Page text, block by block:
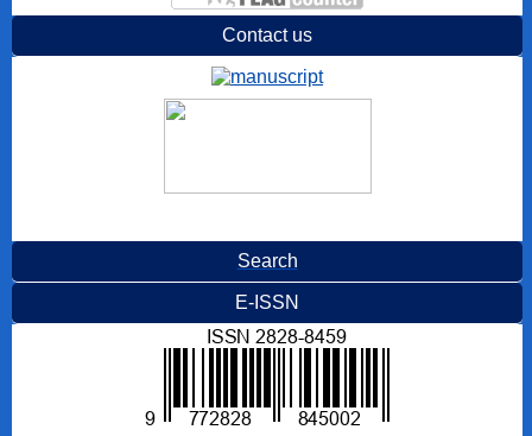
Contact us
Search
E-ISSN